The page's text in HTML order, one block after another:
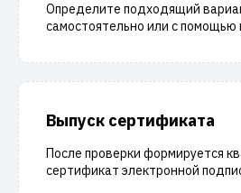
Определите подходящий
самостоятельно или с помощью
Выпуск сертификата
После проверки формируется
сертификат электронной